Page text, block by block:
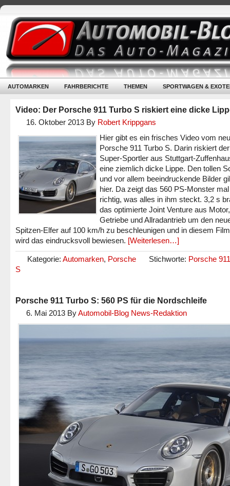
AUTOMARKEN FAHRBERICHTE THEMEN SPORTWAGEN &
Video: Der Porsche 911 Turbo S riskiert eine dicke
16. Oktober 2013 By Robert Krippgans
Hier gibt es ein frisches Video vom
Porsche 911 Turbo S. Darin riskiert
Super-Sportler aus Stuttgart-
eine ziemlich dicke Lippe. Den tollen
und vor allem beeindruckende Bilder
hier. Da zeigt das 560 PS-Monster
richtig, was alles in ihm steckt. 3,2 s
das optimierte Joint Venture aus Motor,
Getriebe und Allradantrieb um den
Spitzen-Elfer auf 100 km/h zu beschleunigen und in diesem
wird das eindrucksvoll bewiesen. [Weiterlesen…]
Kategorie: Automarken, Porsche Stichworte: Porsche
S
Porsche 911 Turbo S: 560 PS für die Nordschleife
6. Mai 2013 ByAutomobil-Blog News-Redaktion